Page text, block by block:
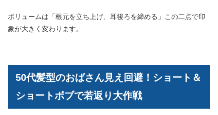
ボリュームは「根元を立ち上げ、耳後ろを締める」この二点で印
象が大きく変わります。
50代髪型のおばさん見え回避！ショート＆
ショートボブで若返り大作戦